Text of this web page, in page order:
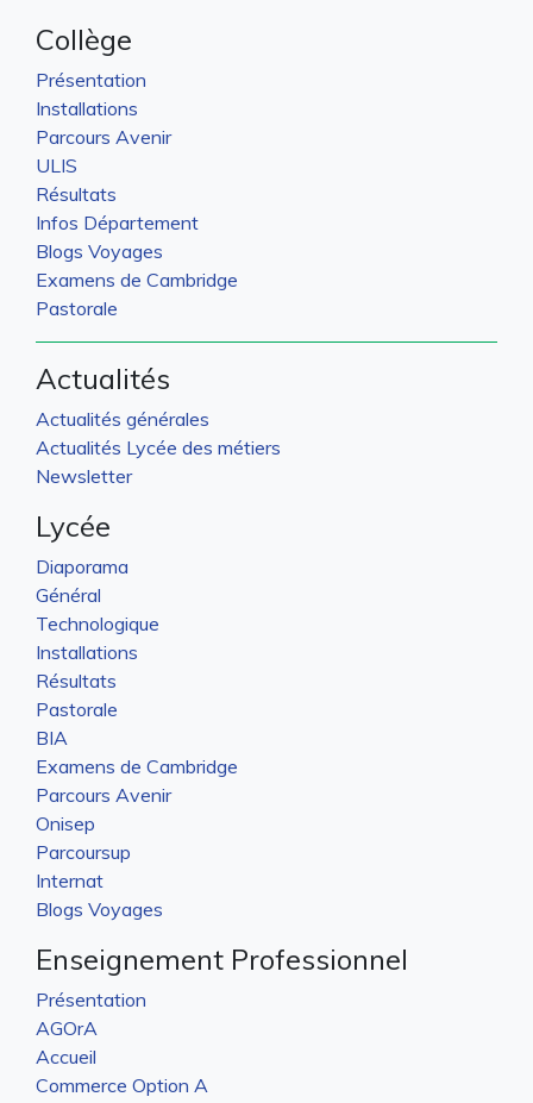
Collège
Présentation
Installations
Parcours Avenir
ULIS
Résultats
Infos Département
Blogs Voyages
Examens de Cambridge
Pastorale
Actualités
Actualités générales
Actualités Lycée des métiers
Newsletter
Lycée
Diaporama
Général
Technologique
Installations
Résultats
Pastorale
BIA
Examens de Cambridge
Parcours Avenir
Onisep
Parcoursup
Internat
Blogs Voyages
Enseignement Professionnel
Présentation
AGOrA
Accueil
Commerce Option A